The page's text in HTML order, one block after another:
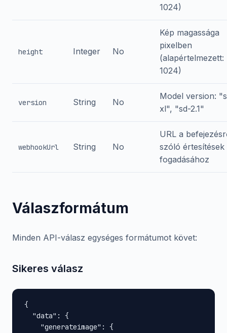
1024)
height Integer No
Kép magassága
pixelben
(alapértelmezett:
1024)
version String No
Model version:
xl", "sd-2.1"
webhookUrl String No
URL a
szóló értesítések
fogadásához
Válaszformátum
Minden API-válasz egységes formátumot követ:
Sikeres válasz
{
  "data": {
    "generateimage": {